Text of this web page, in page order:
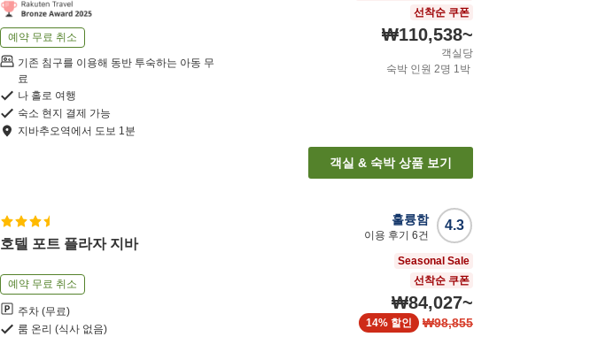
예약 무료 취소
기존 침구를 이용해 동반 투숙하는 아동 무
료
나 홀로 여행
숙소 현지 결제 가능
지바추오역에서 도보 1분
선착순 쿠폰
₩110,538~
객실당
숙박 인원 2명 1박
객실 & 숙박 상품 보기
호텔 포트 플라자 지바
예약 무료 취소
주차 (무료)
룸 온리 (식사 없음)
4.3
훌륭함
이용 후기 6건
Seasonal Sale
선착순 쿠폰
₩84,027~
₩98,855
14% 할인